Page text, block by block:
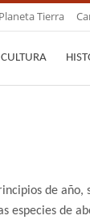
Planeta Tierra
CULTURA
de año,
especies de